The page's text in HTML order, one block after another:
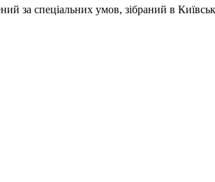
спеціальних умов, зібраний в